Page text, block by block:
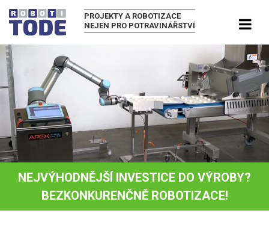
PROJEKTY A ROBOTIZACE
NEJEN PRO POTRAVINÁŘSTVÍ
NEJVÝHODNĚJŠÍ INVESTICE DO VÝROBY?
BEZKONKURENČNĚ ROBOTIZACE!